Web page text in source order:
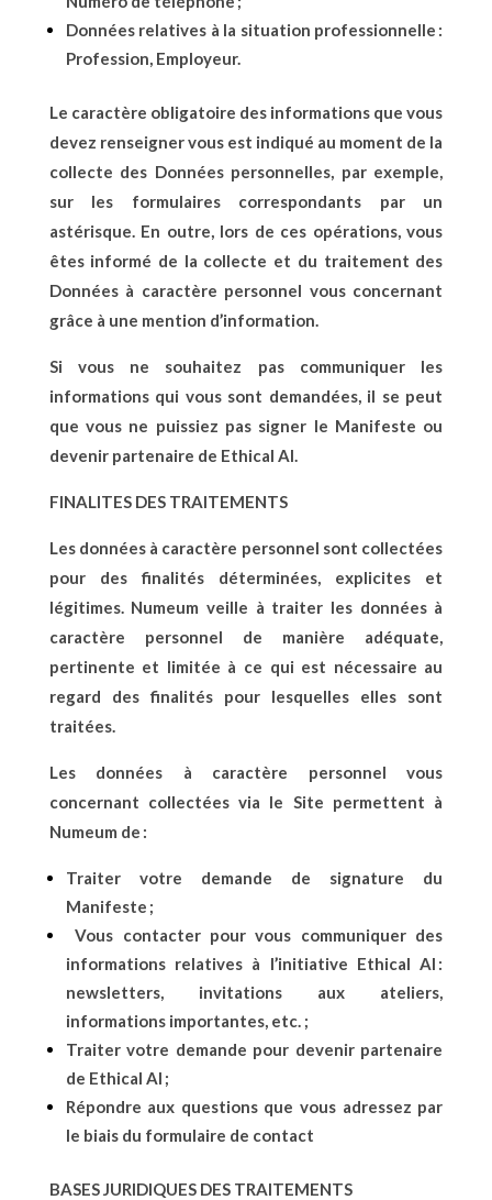
Données relatives à la situation professionnelle :
Profession, Employeur.
Le caractère obligatoire des informations que vous
devez renseigner vous est indiqué au moment de la
collecte des Données personnelles, par exemple,
sur les formulaires correspondants par un
astérisque. En outre, lors de ces opérations, vous
êtes informé de la collecte et du traitement des
Données à caractère personnel vous concernant
grâce à une mention d’information.
Si vous ne souhaitez pas communiquer les
informations qui vous sont demandées, il se peut
que vous ne puissiez pas signer le Manifeste ou
devenir partenaire de Ethical AI.
FINALITES DES TRAITEMENTS
Les données à caractère personnel sont collectées
pour des finalités déterminées, explicites et
légitimes. Numeum veille à traiter les données à
caractère personnel de manière adéquate,
pertinente et limitée à ce qui est nécessaire au
regard des finalités pour lesquelles elles sont
traitées.
Les données à caractère personnel vous
concernant collectées via le Site permettent à
Numeum de :
Traiter votre demande de signature du
Manifeste ;
Vous contacter pour vous communiquer des
informations relatives à l’initiative Ethical AI :
newsletters, invitations aux ateliers,
informations importantes, etc. ;
Traiter votre demande pour devenir partenaire
de Ethical AI ;
Répondre aux questions que vous adressez par
le biais du formulaire de contact
BASES JURIDIQUES DES TRAITEMENTS